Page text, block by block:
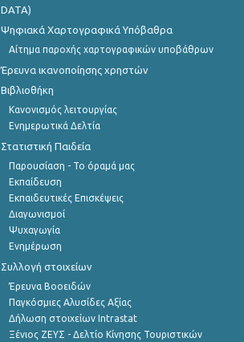
DATA)
Ψηφιακά Χαρτογραφικά Υπόβαθρα
Αίτημα παροχής χαρτογραφικών υποβάθρων
Έρευνα ικανοποίησης χρηστών
Βιβλιοθήκη
Κανονισμός λειτουργίας
Ενημερωτικά Δελτία
Στατιστική Παιδεία
Παρουσίαση - Το όραμά μας
Εκπαίδευση
Εκπαιδευτικές Επισκέψεις
Διαγωνισμοί
Ψυχαγωγία
Ενημέρωση
Συλλογή στοιχείων
Έρευνα Βοοειδών
Παγκόσμιες Αλυσίδες Αξίας
Δήλωση στοιχείων Intrastat
Ξένιος ΖΕΥΣ - Δελτίο Κίνησης Τουριστικών